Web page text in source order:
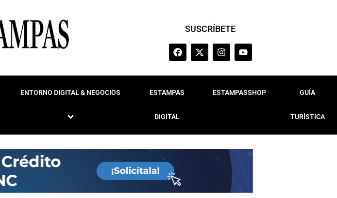
SUSCRÍBETE
ENTORNO DIGITAL & NEGOCIOS ESTAMPAS
DIGITAL
ESTAMPASSHOP GUÍA
TURÍSTICA